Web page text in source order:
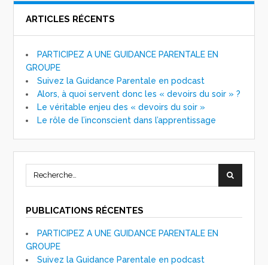
ARTICLES RÉCENTS
PARTICIPEZ A UNE GUIDANCE PARENTALE EN
GROUPE
Suivez la Guidance Parentale en podcast
Alors, à quoi servent donc les « devoirs du soir » ?
Le véritable enjeu des « devoirs du soir »
Le rôle de l’inconscient dans l’apprentissage
PUBLICATIONS RÉCENTES
PARTICIPEZ A UNE GUIDANCE PARENTALE EN
GROUPE
Suivez la Guidance Parentale en podcast